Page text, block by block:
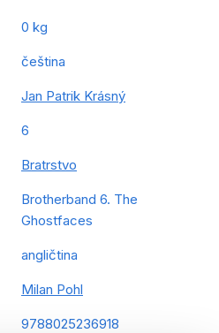
0 kg
čeština
Jan Patrik Krásný
6
Bratrstvo
Brotherband 6. The
Ghostfaces
angličtina
Milan Pohl
9788025236918